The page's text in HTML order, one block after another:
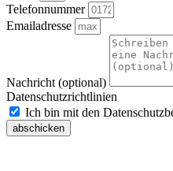
Telefonnummer
Emailadresse
Nachricht (optional)
Datenschutzrichtlinien
Ich bin mit den
abschicken